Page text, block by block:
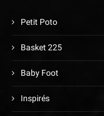
Petit Poto
Basket 225
Baby Foot
Inspirés